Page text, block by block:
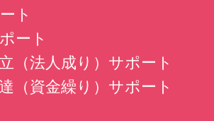
ト
ート
（法人成り） サポート
（資金繰り） サポート